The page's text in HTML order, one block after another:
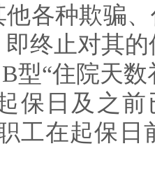
他各种欺骗
终止对其
B型“住院天数
保日及之
工在起保日